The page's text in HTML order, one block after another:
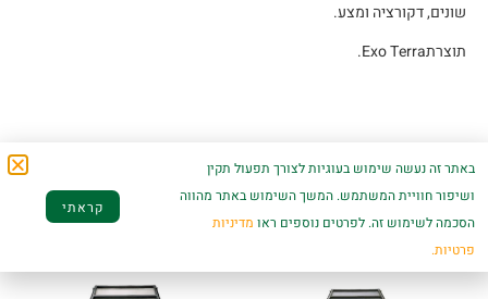
שונים, דקורציה ומצע.
תוצרתExo Terra.
מוצרים קשורים
באתר זה נעשה שימוש בעוגיות לצורך תפעול תקין
ושיפור חוויית המשתמש. המשך השימוש באתר מהווה
הסכמה לשימוש זה. לפרטים נוספים ראו מדיניות
פרטיות.
קראתי